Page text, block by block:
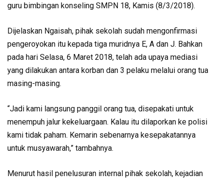
guru bimbingan konseling SMPN 18, Kamis (8/3/2018).
Dijelaskan Ngaisah, pihak sekolah sudah mengonfirmasi
pengeroyokan itu kepada tiga muridnya E, A dan J. Bahkan
pada hari Selasa, 6 Maret 2018, telah ada upaya mediasi
yang dilakukan antara korban dan 3 pelaku melalui orang tua
masing-masing.
“Jadi kami langsung panggil orang tua, disepakati untuk
menempuh jalur kekeluargaan. Kalau itu dilaporkan ke polisi
kami tidak paham. Kemarin sebenarnya kesepakatannya
untuk musyawarah,” tambahnya.
Menurut hasil penelusuran internal pihak sekolah, kejadian